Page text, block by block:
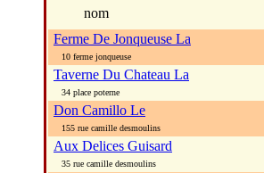
nom
Ferme De Jonqueuse La
10 ferme jonqueuse
Taverne Du Chateau La
34 place poterne
Don Camillo Le
155 rue camille desmoulins
Aux Delices Guisard
35 rue camille desmoulins